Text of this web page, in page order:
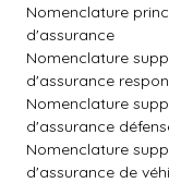
Nomenclature
d'assurance
Nomenclature
d'assurance
Nomenclature
d'assurance
Nomenclature
d'assurance de